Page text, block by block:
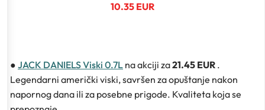
10.35 EUR
● JACK DANIELS Viski 0.7L na akciji za21.45 EUR .
Legendarni američki viski, savršen za opuštanje nakon
napornog dana ili za posebne prigode. Kvaliteta koja se